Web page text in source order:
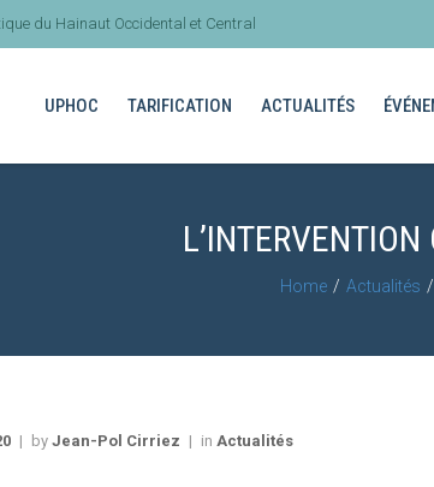
du Hainaut Occidental et Central
UPHOC TARIFICATION ACTUALITÉS
Home Actualités
by Jean-Pol Cirriez in Actualités